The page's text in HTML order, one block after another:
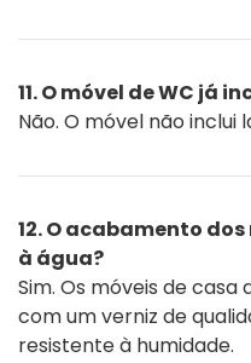
11. O móvel de WC já
Não. O móvel não inclui
12. O acabamento
à água?
Sim. Os móveis de
com um verniz de
resistente à humidade.